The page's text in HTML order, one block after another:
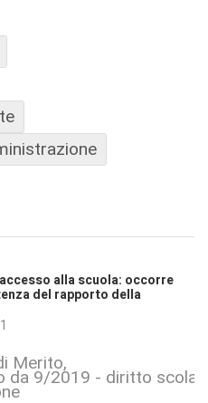
alla scuola: occorre
del rapporto della
Merito
da 9/2019 - diritto